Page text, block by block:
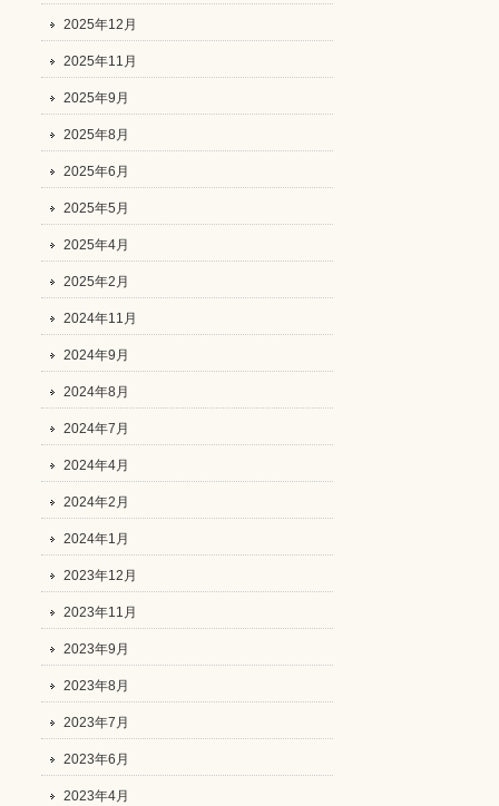
2025年12月
2025年11月
2025年9月
2025年8月
2025年6月
2025年5月
2025年4月
2025年2月
2024年11月
2024年9月
2024年8月
2024年7月
2024年4月
2024年2月
2024年1月
2023年12月
2023年11月
2023年9月
2023年8月
2023年7月
2023年6月
2023年4月